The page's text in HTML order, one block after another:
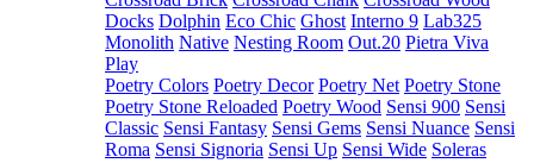
Docks Dolphin Eco Chic Ghost Interno 9 Lab325
Monolith Native Nesting Room Out.20 Pietra Viva
Play
Poetry Colors Poetry Decor Poetry Net Poetry Stone
Poetry Stone Reloaded Poetry Wood Sensi 900 Sensi
Classic Sensi Fantasy Sensi Gems Sensi Nuance Sensi
Roma Sensi Signoria Sensi Up Sensi Wide Soleras